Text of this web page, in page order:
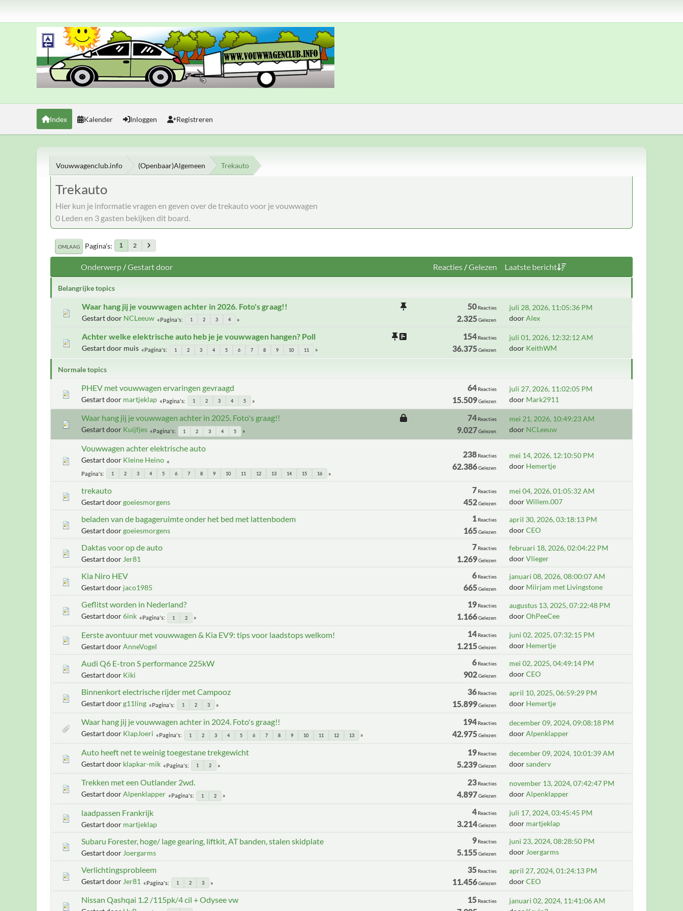
Index Kalender Inloggen Registreren
Vouwwagenclub.info (Openbaar)Algemeen Trekauto
Trekauto
Hier kun je informatie vragen en geven over de trekauto voor je vouwwagen
0 Leden en 3 gasten bekijken dit board.
OMLAAG Pagina's 1 2
Onderwerp/Gestart door Reacties/Gelezen Laatste bericht
Belangrijke topics
Waar hang jij je vouwwagen achter in 2026. Foto's graag!!
Gestart door NCLeeuw Pagina's 1 2 3 4
50Reacties
2.325Gelezen
juli 28, 2026, 11:05:36 PM
doorAlex
Achter welke elektrische auto heb je je vouwwagen hangen? Poll
Gestart door muis Pagina's 1 2 3 4 5 6 7 8 9 10 11
154Reacties
36.375Gelezen
juli 01, 2026, 12:32:12 AM
door KeithWM
Normale topics
PHEV met vouwwagen ervaringen gevraagd
Gestart door martjeklap Pagina's 1 2 3 4 5
64 Reacties
15.509Gelezen
juli 27, 2026, 11:02:05 PM
door Mark2911
Waar hang jij je vouwwagen achter in 2025. Foto's graag!!
Gestart door Kuijfjes Pagina's 1 2 3 4 5
74 Reacties
9.027Gelezen
mei 21, 2026, 10:49:23 AM
door NCLeeuw
Vouwwagen achter elektrische auto
Gestart door Kleine Heino
Pagina's 1 2 3 4 5 6 7 8 9 10 11 12 13 14 15 16
238 Reacties
62.386Gelezen
mei 14, 2026, 12:10:50 PM
door Hemertje
trekauto
Gestart doorgoeiesmorgens
7 Reacties
452Gelezen
mei 04, 2026, 01:05:32 AM
doorWillem.007
beladen van de bagageruimte onder het bed met lattenbodem
Gestart doorgoeiesmorgens
1 Reacties
165Gelezen
april 30, 2026, 03:18:13 PM
doorCEO
Daktas voor op de auto
Gestart door Jer81
7 Reacties
1.269Gelezen
februari 18, 2026, 02:04:22 PM
doorVlieger
Kia Niro HEV
Gestart door jaco1985
6 Reacties
665Gelezen
januari 08, 2026, 08:00:07 AM
door Miirjam met Livingstone
Geflitst worden in Nederland?
Gestart door6ink Pagina's 1 2
19 Reacties
1.166Gelezen
augustus 13, 2025, 07:22:48 PM
doorOhPeeCee
Eerste avontuur met vouwwagen & Kia EV9: tips voor laadstops welkom!
Gestart doorAnneVogel
14 Reacties
1.215Gelezen
juni 02, 2025, 07:32:15 PM
door Hemertje
Audi Q6 E-tron S performance 225kW
Gestart door Kiki
6 Reacties
902Gelezen
mei 02, 2025, 04:49:14 PM
doorCEO
Binnenkort electrische rijder met Campooz
Gestart doorg11ling Pagina's 1 2 3
36 Reacties
15.899Gelezen
april 10, 2025, 06:59:29 PM
door Hemertje
Waar hang jij je vouwwagen achter in 2024. Foto's graag!!
Gestart door KlapJoeri Pagina's 1 2 3 4 5 6 7 8 9 10 11 12 13
194 Reacties
42.975Gelezen
december 09, 2024, 09:08:18 PM
doorAlpenklapper
Auto heeft net te weinig toegestane trekgewicht
Gestart door klapkar-mik Pagina's 1 2
19 Reacties
5.239Gelezen
december 09, 2024, 10:01:39 AM
doorsanderv
Trekken met een Outlander 2wd.
Gestart doorAlpenklapper Pagina's 1 2
23 Reacties
4.897Gelezen
november 13, 2024, 07:42:47 PM
doorAlpenklapper
laadpassen Frankrijk
Gestart door martjeklap
4 Reacties
3.214Gelezen
juli 17, 2024, 03:45:45 PM
door martjeklap
Subaru Forester, hoge/ lage gearing, liftkit, AT banden, stalen skidplate
Gestart door Joergarms
9 Reacties
5.155Gelezen
juni 23, 2024, 08:28:50 PM
door Joergarms
Verlichtingsprobleem
Gestart door Jer81 Pagina's 1 2 3
35 Reacties
11.456Gelezen
april 27, 2024, 01:24:13 PM
doorCEO
Nissan Qashqai 1.2 /115pk/4 cil + Odysee vw 15 Reacties
januari 02, 2024, 11:41:06 AM